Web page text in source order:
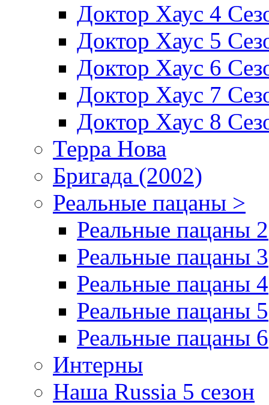
Доктор Хаус 4
Доктор Хаус 5
Доктор Хаус 6
Доктор Хаус 7
Доктор Хаус 8
Терра Нова
Бригада (2002)
Реальные пацаны >
Реальные пацаны 2
Реальные пацаны 3
Реальные пацаны 4
Реальные пацаны 5
Реальные пацаны 6
Интерны
Наша Russia 5 сезон